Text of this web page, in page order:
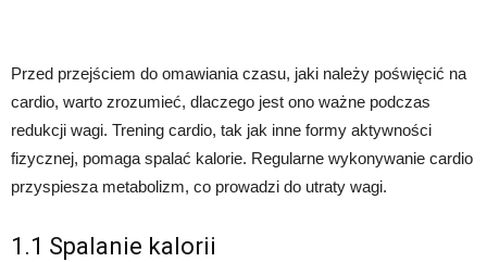
Przed przejściem do omawiania czasu, jaki należy poświęcić na
cardio, warto zrozumieć, dlaczego jest ono ważne podczas
redukcji wagi. Trening cardio, tak jak inne formy aktywności
fizycznej, pomaga spalać kalorie. Regularne wykonywanie cardio
przyspiesza metabolizm, co prowadzi do utraty wagi.
1.1 Spalanie kalorii